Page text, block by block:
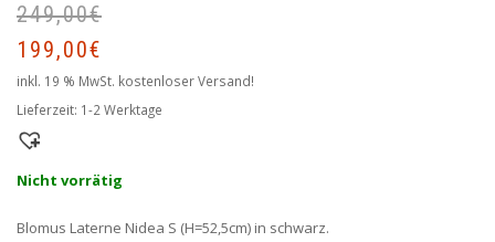
249,00€
199,00€
inkl. 19 % MwSt. kostenloser Versand!
Lieferzeit: 1-2 Werktage
Nicht vorrätig
Blomus Laterne Nidea S (H=52,5cm) in schwarz.